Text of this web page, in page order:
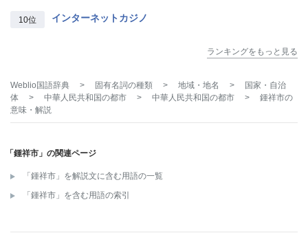
10位 インターネットカジノ
ランキングをもっと見る
Weblio国語辞典 > 固有名詞の種類 > 地域・地名 >
国家・自治
体
> 中華人民共和国の都市 > 中華人民共和国の都市 > 鍾祥市の
意味・解説
「鍾祥市」の関連ページ
「鍾祥市」を解説文に含む用語の一覧
「鍾祥市」を含む用語の索引